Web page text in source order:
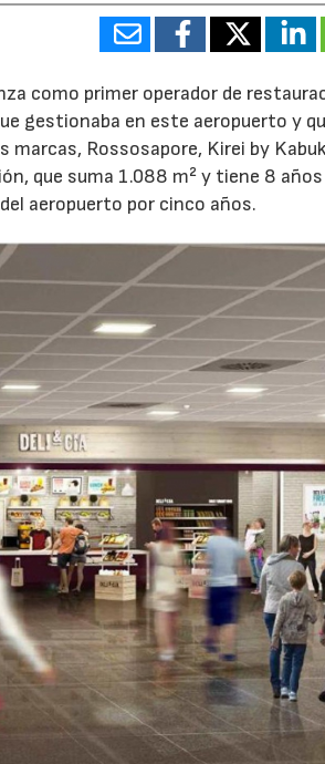
como primer operador de
gestionaba en este aeropuerto y
marcas, Rossosapore, Kirei by
que suma 1.088 m² y tiene 8
aeropuerto por cinco años.
02/07/2026